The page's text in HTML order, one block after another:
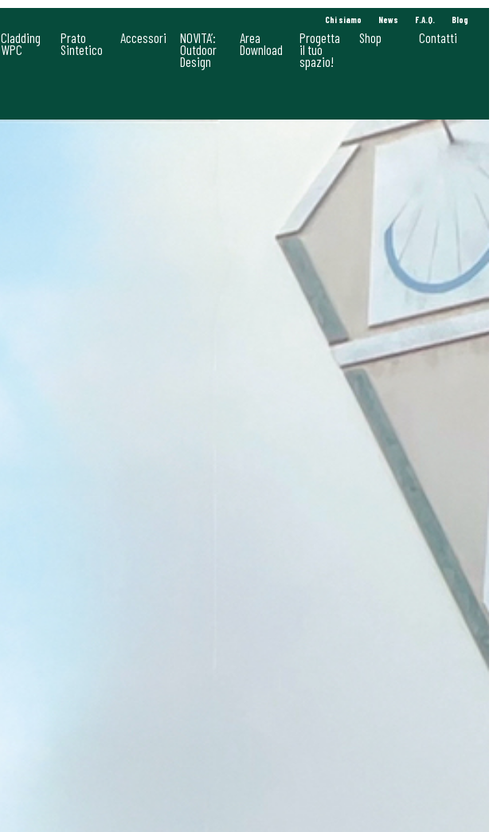
Chi siamo News F.A.Q. Blog
Cladding
WPC
Prato
Sintetico
Accessori NOVITA’:
Outdoor
Design
Area
Download
Progetta
il tuo
spazio!
Shop Contatti